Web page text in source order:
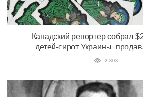
Канадский репортер собрал
детей-сирот Украины,
2 803